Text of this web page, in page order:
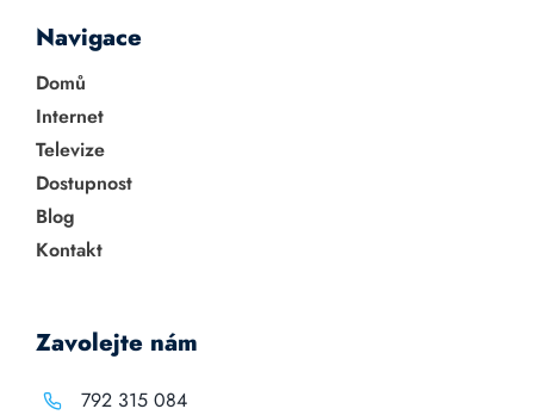
Navigace
Domů
Internet
Televize
Dostupnost
Blog
Kontakt
Zavolejte nám
792 315 084